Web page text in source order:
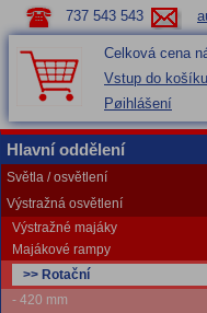
737 543 543
Celková cena
Vstup do košíku
Pøihlášení
Hlavní oddělení
Světla / osvětlení
Výstražná osvětlení
Výstražné majáky
Majákové rampy
>> Rotační
- 420 mm